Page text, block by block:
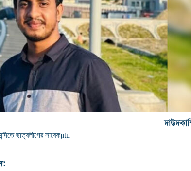
ছাত্রলীগের সাবেকjitu